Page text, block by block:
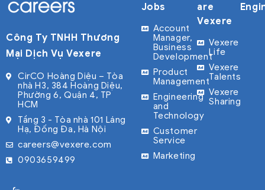
Công Ty TNHH Thương
Mại Dịch Vụ Vexere
CirCO Hoàng Diệu – Tòa
nhà H3, 384 Hoàng Diệu,
Phường 6, Quận 4, TP
HCM
Tầng 3 - Tòa nhà 101 Láng
Hạ, Đống Đa, Hà Nội
careers@vexere.com
0903659499
Jobs
Account
Manager,
Business
Development
Product
Management
Engineering
and
Technology
Customer
Service
Marketing
are
Vexere
Vexere
Life
Vexere
Talents
Vexere
Sharing